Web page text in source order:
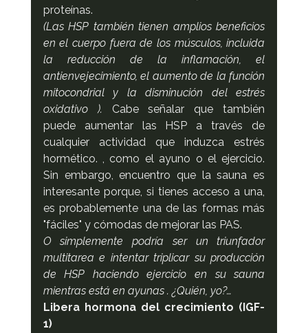
proteínas.
(Las HSP también tienen amplios beneficios
en el cuerpo fuera de los músculos, incluida
la reducción de la inflamación, el
antienvejecimiento, el aumento de la función
mitocondrial y la disminución del estrés
oxidativo ). Cabe señalar que también
puede aumentar las HSP a través de
cualquier actividad que induzca estrés
hormético. , como el ayuno o el ejercicio.
Sin embargo, encuentro que la sauna es
interesante porque, si tienes acceso a una,
es probablemente una de las formas más
"fáciles" y cómodas de mejorar las PAS.
O simplemente podría ser un triunfador
multitarea e intentar triplicar su producción
de HSP haciendo ejercicio en su sauna
mientras está en ayunas . ¿Quién, yo?…
Libera hormona del crecimiento (IGF-
1)